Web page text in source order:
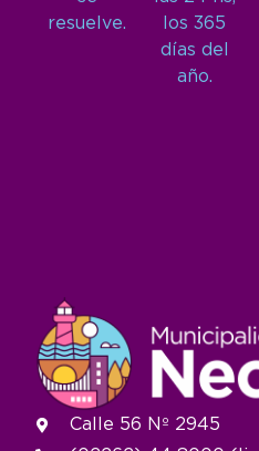
resuelve.
los 365
días del
año.
Calle 56 Nº 2945